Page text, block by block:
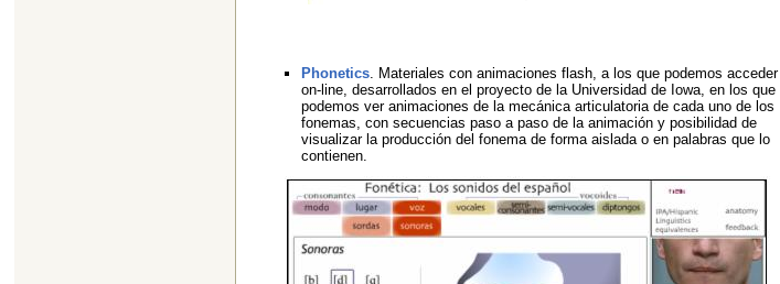
Phonetics. Materiales con animaciones flash, a los que podemos acceder
on-line, desarrollados en el proyecto de la Universidad de Iowa, en los que
podemos ver animaciones de la mecánica articulatoria de cada uno de los
fonemas, con secuencias paso a paso de la animación y posibilidad de
visualizar la producción del fonema de forma aislada o en palabras que lo
contienen.